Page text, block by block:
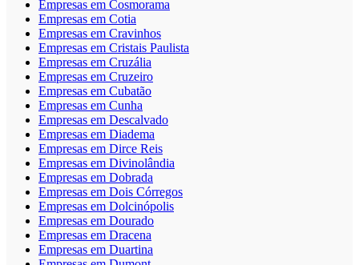
Empresas em Cosmorama
Empresas em Cotia
Empresas em Cravinhos
Empresas em Cristais Paulista
Empresas em Cruzália
Empresas em Cruzeiro
Empresas em Cubatão
Empresas em Cunha
Empresas em Descalvado
Empresas em Diadema
Empresas em Dirce Reis
Empresas em Divinolândia
Empresas em Dobrada
Empresas em Dois Córregos
Empresas em Dolcinópolis
Empresas em Dourado
Empresas em Dracena
Empresas em Duartina